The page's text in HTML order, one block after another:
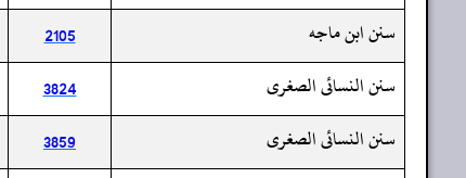
سنن ابن ماجه
2105
سنن النسائى الصغرى
3824
سنن النسائى الصغرى
3859